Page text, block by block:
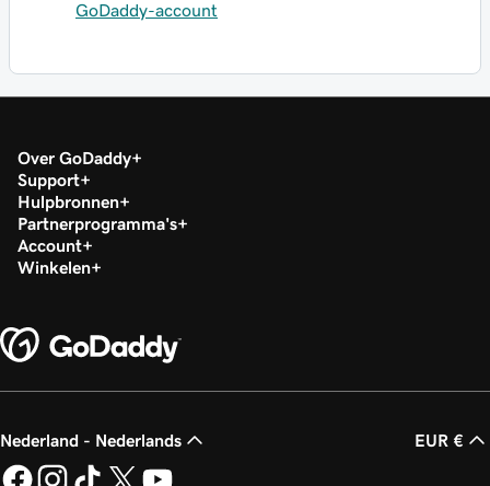
GoDaddy-account
Over GoDaddy
Support
Hulpbronnen
Partnerprogramma's
Account
Winkelen
Nederland - Nederlands EUR €